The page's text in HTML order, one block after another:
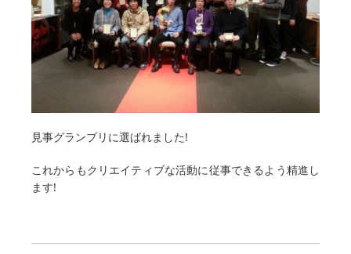
見事グランプリに選ばれました!
これからもクリエイティブな活動に従事できるよう精進し
ます!